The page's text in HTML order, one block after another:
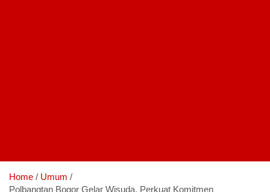
Home
Umum
Polbangtan Bogor Gelar Wisuda, Perkuat Komitmen